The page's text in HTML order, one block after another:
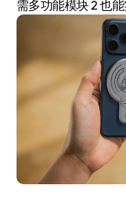
需多功能模块 2 也能